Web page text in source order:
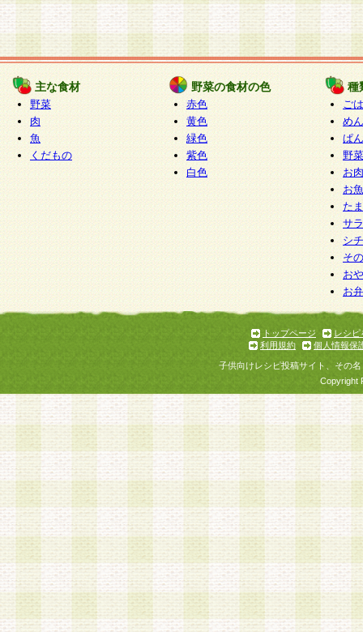
主な食材
野菜
肉
魚
くだもの
野菜の食材の色
赤色
黄色
緑色
紫色
白色
種
ご
めん
ぱん
野
お
お
た
サ
シ
そ
お
お
トップページ
レシピ
利用規約
個人情報保
子供向けレシピ投稿サイト、その
Copyright